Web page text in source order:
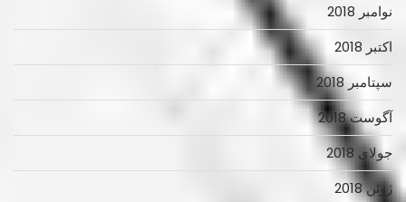
نوامبر 2018
اکتبر 2018
سپتامبر 2018
آگوست 2018
جولای 2018
ژوئن 2018